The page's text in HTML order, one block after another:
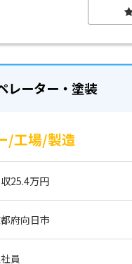
レーター・塗装
/工場/製造
25.4万円
府向日市
員